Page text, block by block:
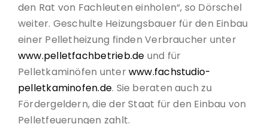
den Rat von Fachleuten einholen“, so Dörschel
weiter. Geschulte Heizungsbauer für den Einbau
einer Pelletheizung finden Verbraucher unter
www.pelletfachbetrieb.de und für
Pelletkaminöfen unterwww.fachstudio-
pelletkaminofen.de. Sie beraten auch zu
Fördergeldern, die der Staat für den Einbau von
Pelletfeuerungen zahlt.